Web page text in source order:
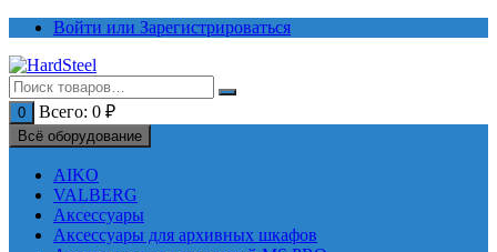
Перейти
содержимому
Войти или Зарегистрироваться
0 Всего: 0 ₽
Всё оборудование
AIKO
VALBERG
Аксессуары
Аксессуары для архивных шкафов